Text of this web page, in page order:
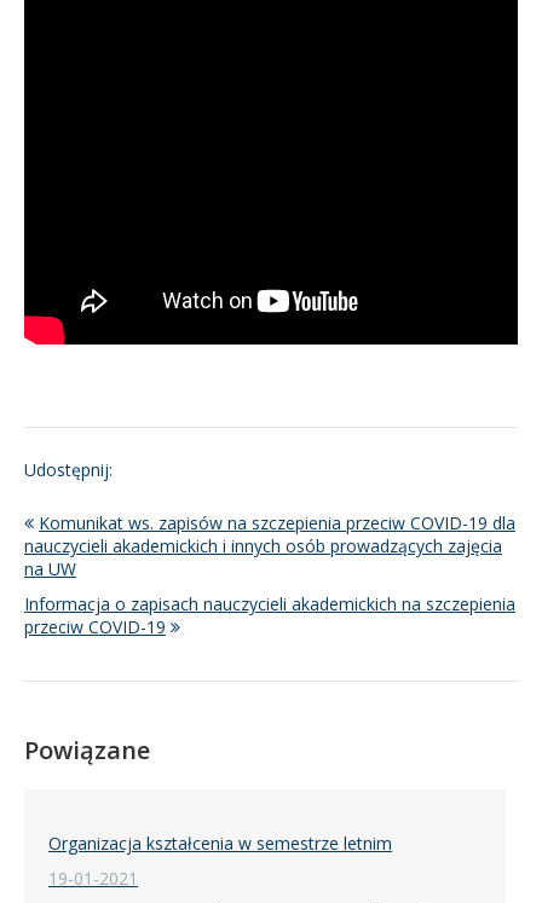
Udostępnij:
Komunikat ws. zapisów na szczepienia przeciw COVID-19 dla
nauczycieli akademickich i innych osób prowadzących zajęcia
na UW
Informacja o zapisach nauczycieli akademickich na szczepienia
przeciw COVID-19
Powiązane
Organizacja kształcenia w semestrze letnim
19-01-2021